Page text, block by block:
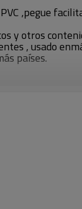
,pegue
y otros
, usado
países.